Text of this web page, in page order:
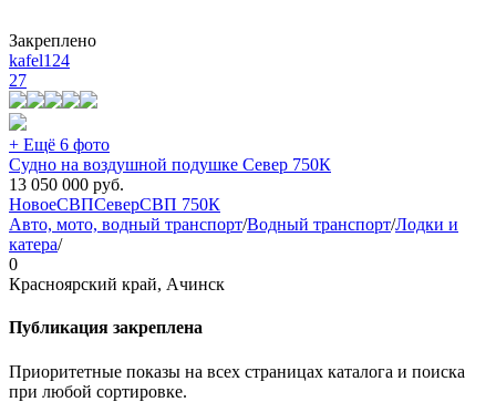
Закреплено
kafel124
27
+ Ещё 6 фото
Судно на воздушной подушке Север 750К
13 050 000 руб.
НовоеСВПСеверСВП 750К
Авто, мото, водный транспорт/Водный транспорт/Лодки и
катера/
0
Красноярский край, Ачинск
Публикация закреплена
Приоритетные показы на всех страницах каталога и поиска
при любой сортировке.